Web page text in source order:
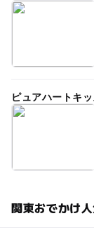
ピュアハートキ
関東おでかけ